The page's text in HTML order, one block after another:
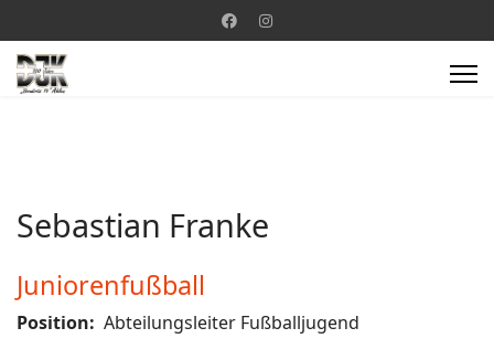
Sebastian Franke
Juniorenfußball
Position: Abteilungsleiter Fußballjugend